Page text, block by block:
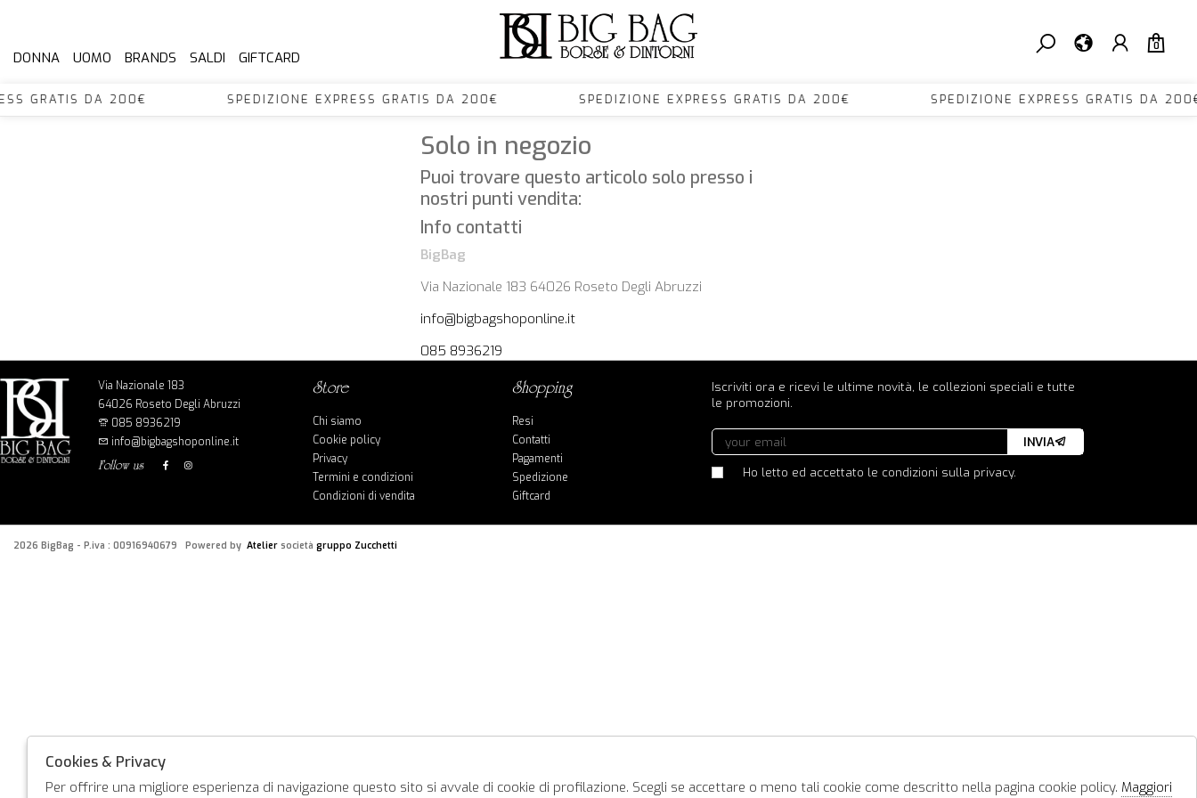
0
DONNA UOMO BRANDS SALDI GIFTCARD
GRATIS DA 200€ SPEDIZIONE EXPRESS GRATIS DA 200€ SPEDIZIONE EXPRESS GRATIS DA 200€ SPEDIZIONE EXPRESS
Solo in negozio
Puoi trovare questo articolo solo presso i
nostri punti vendita:
Info contatti
BigBag
Via Nazionale 183 64026 Roseto Degli Abruzzi
info@bigbagshoponline.it
085 8936219
Via Nazionale 183
64026 Roseto Degli Abruzzi
085 8936219
info@bigbagshoponline.it
follow us
store
Chi siamo
Cookie policy
Privacy
Termini e condizioni
Condizioni di vendita
shopping
Resi
Contatti
Pagamenti
Spedizione
Giftcard
Iscriviti ora e ricevi le ultime novità, le collezioni speciali e tutte
le promozioni.
Ho letto ed accettato le condizioni sulla privacy.
INVIA
2026 BigBag - P.iva : 00916940679 Powered by Atelier società gruppo Zucchetti
Cookies & Privacy
Per offrire una migliore esperienza di navigazione questo sito si avvale di cookie di profilazione. Scegli se accettare o meno tali cookie come descritto nella pagina cookie policy. Maggiori